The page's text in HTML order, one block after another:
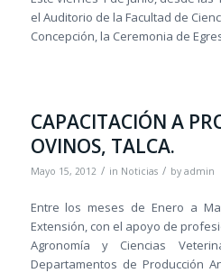
el Auditorio de la Facultad de
Concepción, la Ceremonia de
CAPACITACIÓN A
OVINOS, TALCA.
Mayo 15, 2012 / in Noticias / by admin
Entre los meses de Enero a
Extensión, con el apoyo de
Agronomía y Ciencias
Departamentos de Producción